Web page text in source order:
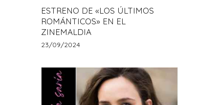
ESTRENO DE «LOS ÚLTIMOS
ROMÁNTICOS» EN EL
ZINEMALDIA
23/09/2024